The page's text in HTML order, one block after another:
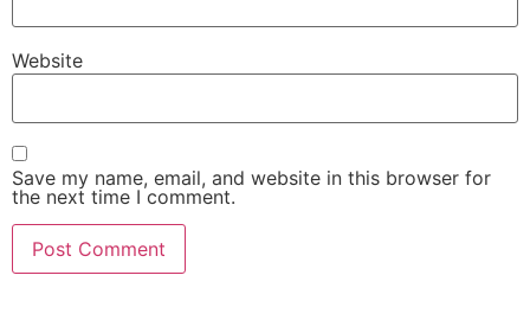
Website
Save my name, email, and website in this browser for
the next time I comment.